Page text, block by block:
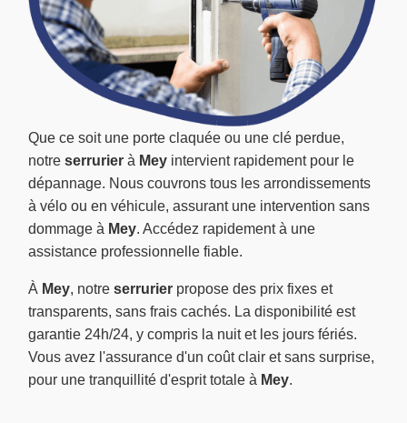
Que ce soit une porte claquée ou une clé perdue,
notre serrurier à Mey intervient rapidement pour le
dépannage. Nous couvrons tous les arrondissements
à vélo ou en véhicule, assurant une intervention sans
dommage à Mey. Accédez rapidement à une
assistance professionnelle fiable.
À Mey, notre serrurier propose des prix fixes et
transparents, sans frais cachés. La disponibilité est
garantie 24h/24, y compris la nuit et les jours fériés.
Vous avez l'assurance d'un coût clair et sans surprise,
pour une tranquillité d'esprit totale à Mey.